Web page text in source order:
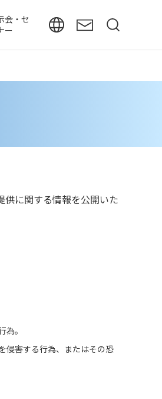
会・セ
ー
に関する情報を公開いた
。
侵害する行為、またはその恐